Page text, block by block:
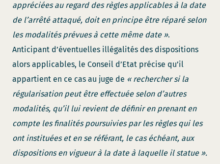
appréciées au regard des règles applicables à la date
de l’arrêté attaqué, doit en principe être réparé selon
les modalités prévues à cette même date ».
Anticipant d’éventuelles illégalités des dispositions
alors applicables, le Conseil d’Etat précise qu’il
appartient en ce cas au juge de « rechercher si la
régularisation peut être effectuée selon d’autres
modalités, qu’il lui revient de définir en prenant en
compte les finalités poursuivies par les règles qui les
ont instituées et en se référant, le cas échéant, aux
dispositions en vigueur à la date à laquelle il statue ».